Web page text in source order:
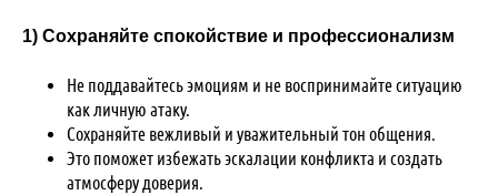
1) Сохраняйте спокойствие и профессионализм
Не поддавайтесь эмоциям и не воспринимайте ситуацию
как личную атаку.
Сохраняйте вежливый и уважительный тон общения.
Это поможет избежать эскалации конфликта и создать
атмосферу доверия.